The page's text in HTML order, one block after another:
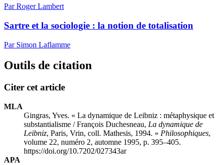
Par Roger Lambert
Sartre et la sociologie : la notion de totalisation
Par Simon Laflamme
Outils de citation
Citer cet article
MLA
Gingras, Yves. « La dynamique de Leibniz : métaphysique et
substantialisme / François Duchesneau, La dynamique de
Leibniz, Paris, Vrin, coll. Mathesis, 1994. » Philosophiques,
volume 22, numéro 2, automne 1995, p. 395–405.
https://doi.org/10.7202/027343ar
APA